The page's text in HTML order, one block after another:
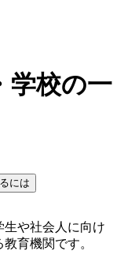
学校の一
には
生や社会人に向け
育機関です。